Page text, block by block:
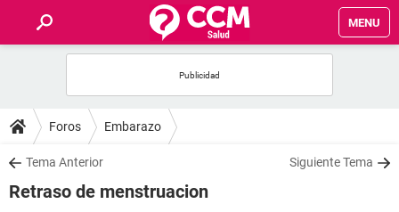
MENU
FORUMS
SALUD
Foros Embarazo
Tema Anterior Siguiente Tema
Retraso de menstruacion